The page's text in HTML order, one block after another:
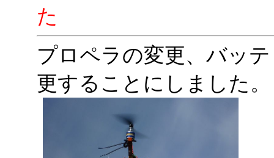
た
プロペラの変更、バッ
更することにしました。